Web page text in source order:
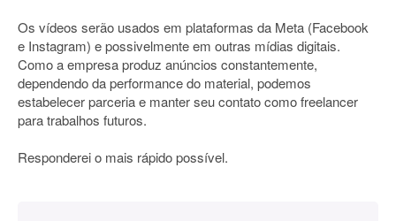
Os vídeos serão usados em plataformas da Meta (Facebook
e Instagram) e possivelmente em outras mídias digitais.
Como a empresa produz anúncios constantemente,
dependendo da performance do material, podemos
estabelecer parceria e manter seu contato como freelancer
para trabalhos futuros.
Responderei o mais rápido possível.